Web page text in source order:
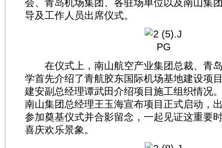
会、青岛机场集团、各驻场单位以及南山集
导及工作人员出席仪式。
在仪式上，南山航空产业集团总裁、青
学首先介绍了青航胶东国际机场基地建设项
建安副总经理谭武田介绍项目施工组织情况
南山集团总经理王玉海宣布项目正式启动，
参加奠基仪式并合影留念，一起见证这重要
喜庆欢乐景象。